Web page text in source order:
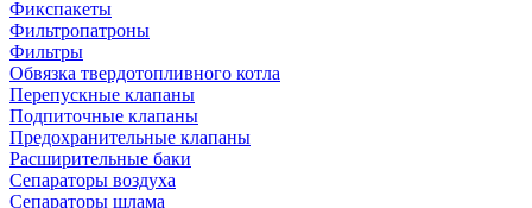
Фикспакеты
Фильтропатроны
Фильтры
Обвязка твердотопливного котла
Перепускные клапаны
Подпиточные клапаны
Предохранительные клапаны
Расширительные баки
Сепараторы воздуха
Сепараторы шлама